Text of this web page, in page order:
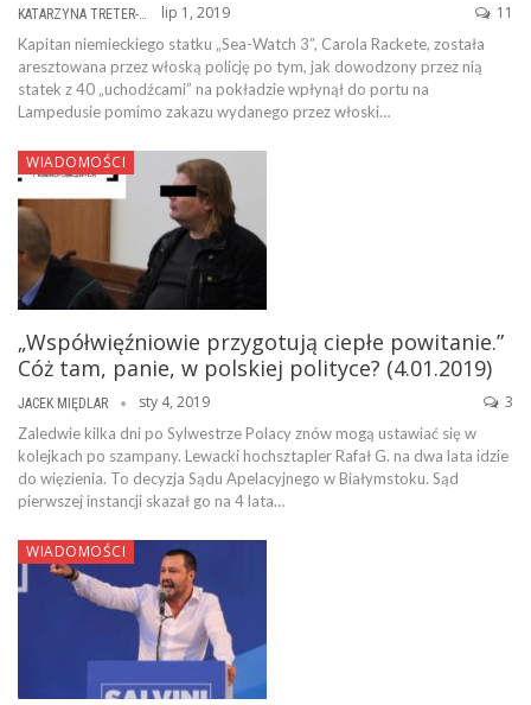
lip 1, 2019 11
Kapitan niemieckiego statku „Sea-Watch 3”, Carola Rackete, została
aresztowana przez włoską policję po tym, jak dowodzony przez nią
statek z 40 „uchodźcami” na pokładzie wpłynął do portu na
Lampedusie pomimo zakazu wydanego przez włoski…
WIADOMOŚCI
„Współwięźniowie przygotują ciepłe powitanie.”
Cóż tam, panie, w polskiej polityce? (4.01.2019)
JACEK MIĘDLAR sty 4, 2019 3
Zaledwie kilka dni po Sylwestrze Polacy znów mogą ustawiać się w
kolejkach po szampany. Lewacki hochsztapler Rafał G. na dwa lata idzie
do więzienia. To decyzja Sądu Apelacyjnego w Białymstoku. Sąd
pierwszej instancji skazał go na 4 lata…
WIADOMOŚCI